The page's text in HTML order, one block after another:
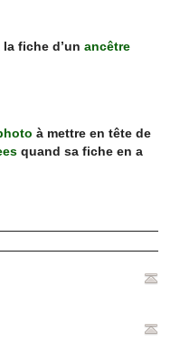
la fiche d’unancêtre
à mettre en tête de
quand sa fiche en a